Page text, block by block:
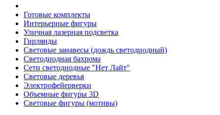
Готовые комплекты
Интерьерные фигуры
Уличная лазерная подсветка
Гирлянды
Световые занавесы (дождь светодиодный)
Светодиодная бахрома
Сети светодиодные "Нет Лайт"
Световые деревья
Электрофейерверки
Объемные фигуры 3D
Световые фигуры (мотивы)